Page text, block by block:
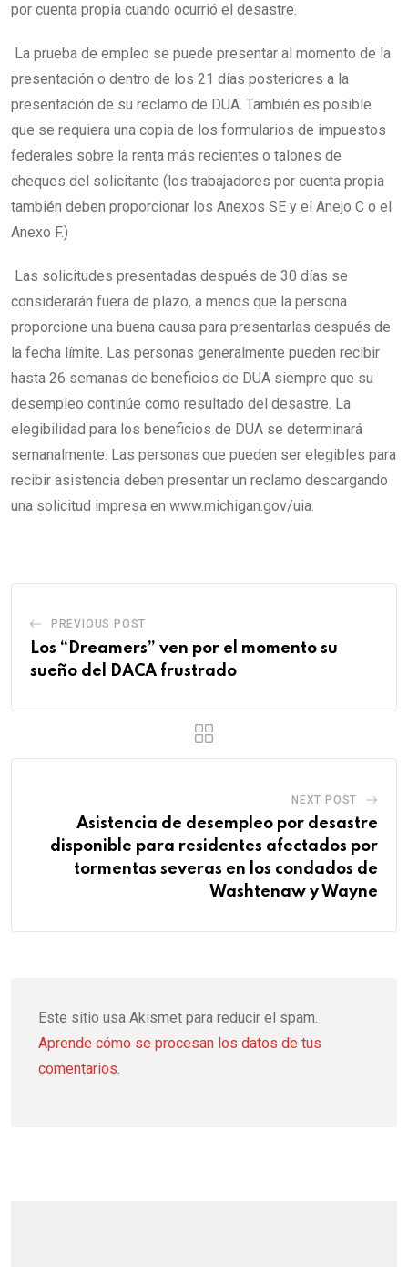
por cuenta propia cuando ocurrió el desastre.
La prueba de empleo se puede presentar al momento de la
presentación o dentro de los 21 días posteriores a la
presentación de su reclamo de DUA. También es posible
que se requiera una copia de los formularios de impuestos
federales sobre la renta más recientes o talones de
cheques del solicitante (los trabajadores por cuenta propia
también deben proporcionar los Anexos SE y el Anejo C o el
Anexo F.)
Las solicitudes presentadas después de 30 días se
considerarán fuera de plazo, a menos que la persona
proporcione una buena causa para presentarlas después de
la fecha límite. Las personas generalmente pueden recibir
hasta 26 semanas de beneficios de DUA siempre que su
desempleo continúe como resultado del desastre. La
elegibilidad para los beneficios de DUA se determinará
semanalmente. Las personas que pueden ser elegibles para
recibir asistencia deben presentar un reclamo descargando
una solicitud impresa en www.michigan.gov/uia.
PREVIOUS POST
Los “Dreamers” ven por el momento su
sueño del DACA frustrado
NEXT POST
Asistencia de desempleo por desastre
disponible para residentes afectados por
tormentas severas en los condados de
Washtenaw y Wayne
Este sitio usa Akismet para reducir el spam.
Aprende cómo se procesan los datos de tus
comentarios.